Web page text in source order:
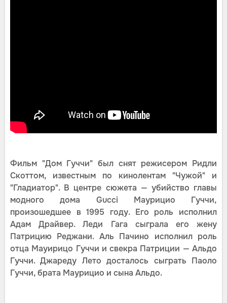
Фильм "Дом Гуччи" был снят режисером Ридли
Скоттом, известным по кинолентам "Чужой" и
"Гладиатор". В центре сюжета — убийство главы
модного дома Gucci Маурицио Гуччи,
произошедшее в 1995 году. Его роль исполнил
Адам Драйвер. Леди Гага сыграла его жену
Патрицию Реджани. Аль Пачино исполнил роль
отца Мауирицо Гуччи и свекра Патриции — Альдо
Гуччи. Джареду Лето досталось сыграть Паоло
Гуччи, брата Маурицио и сына Альдо.